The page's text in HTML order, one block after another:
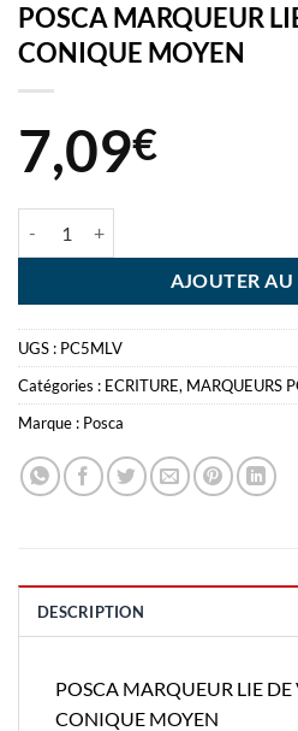
POSCA MARQUEUR
CONIQUE MOYEN
7,09€
AJOUTER AU
UGS : PC5MLV
Catégories : ECRITURE, MARQUEURS
Marque : Posca
DESCRIPTION
POSCA MARQUEUR LIE
CONIQUE MOYEN